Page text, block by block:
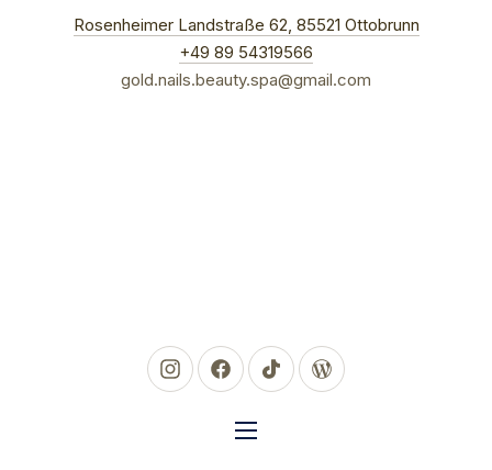
Rosenheimer Landstraße 62, 85521 OttobrunnNew
+49 89 54319566
gold.nails.beauty.spa@gmail.com
New Window
New Window
New WindowNew Window
NAVIGATION